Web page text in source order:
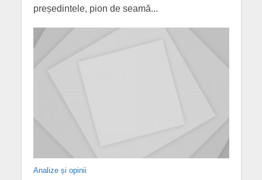
președintele, pion de seamă...
Analize și opinii